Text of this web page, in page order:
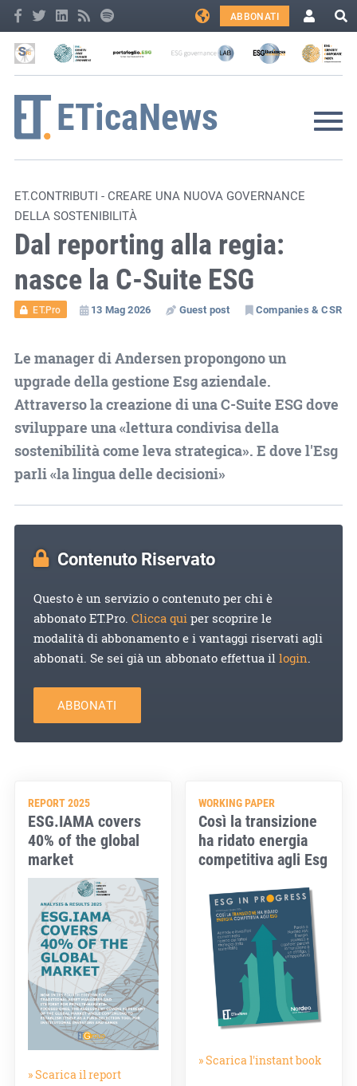
ABBONATI
ET.CONTRIBUTI - CREARE UNA NUOVA GOVERNANCE
DELLA SOSTENIBILITÀ
Dal reporting alla regia:
nasce la C-Suite ESG
ET.Pro 13 Mag 2026 Guest post Companies & CSR
Le manager di Andersen propongono un
upgrade della gestione Esg aziendale.
Attraverso la creazione di una C-Suite ESG dove
sviluppare una «lettura condivisa della
sostenibilità come leva strategica». E dove l'Esg
parli «la lingua delle decisioni»
Contenuto Riservato
Questo è un servizio o contenuto per chi è
abbonato ET.Pro. Clicca quiper scoprire le
modalità di abbonamento e i vantaggi riservati agli
abbonati. Se sei già un abbonato effettua illogin.
ABBONATI
REPORT 2025
ESG.IAMA covers
40% of the global
market
» Scarica il report
WORKING PAPER
Così la transizione
ha ridato energia
competitiva agli Esg
» Scarica l'instant book